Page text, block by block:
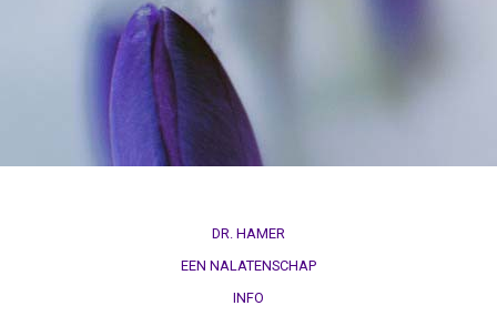
DR. HAMER
EEN NALATENSCHAP
INFO